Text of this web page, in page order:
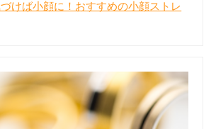
けば小顔に！おすすめの小顔ストレ